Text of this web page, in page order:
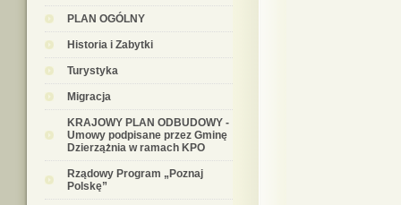
PLAN OGÓLNY
Historia i Zabytki
Turystyka
Migracja
KRAJOWY PLAN ODBUDOWY -
Umowy podpisane przez Gminę
Dzierzążnia w ramach KPO
Rządowy Program „Poznaj
Polskę”